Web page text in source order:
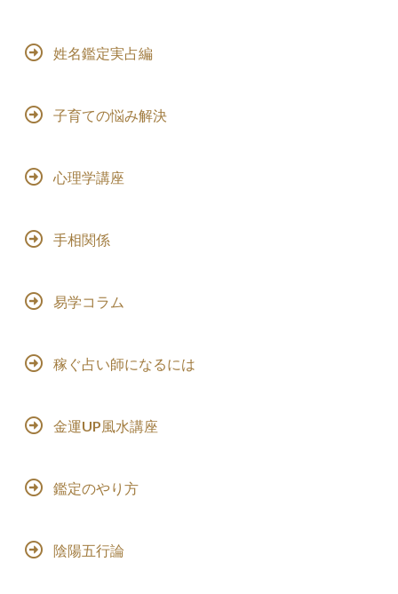
姓名鑑定実占編
子育ての悩み解決
心理学講座
手相関係
易学コラム
稼ぐ占い師になるには
金運UP風水講座
鑑定のやり方
陰陽五行論